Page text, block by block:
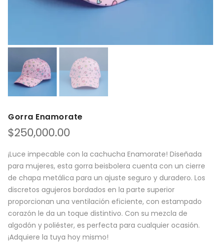
Gorra Enamorate
$250,000.00
¡Luce impecable con la cachucha Enamorate! Diseñada
para mujeres, esta gorra beisbolera cuenta con un cierre
de chapa metálica para un ajuste seguro y duradero. Los
discretos agujeros bordados en la parte superior
proporcionan una ventilación eficiente, con estampado
corazón le da un toque distintivo. Con su mezcla de
algodón y poliéster, es perfecta para cualquier ocasión.
¡Adquiere la tuya hoy mismo!